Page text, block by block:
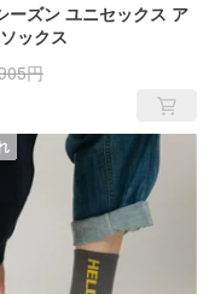
ーズン ユニセックス ア
ックス
円